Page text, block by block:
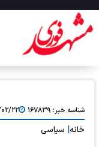
شناسه خبر: ۱۶۷۸۳۹ ۱۴۰۵/۰۲/
خانه سیاسی